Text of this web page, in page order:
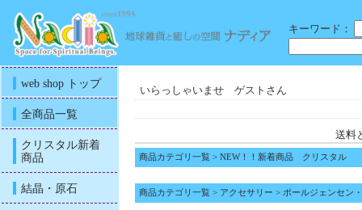
キーワード：
web shop トップ
全商品一覧
クリスタル新着
商品
結晶・原石
いらっしゃいませ ゲストさん
送料
商品カテゴリ一覧 > NEW！！新着商品 クリスタル
商品カテゴリ一覧 > アクセサリー > ポールジェンセン